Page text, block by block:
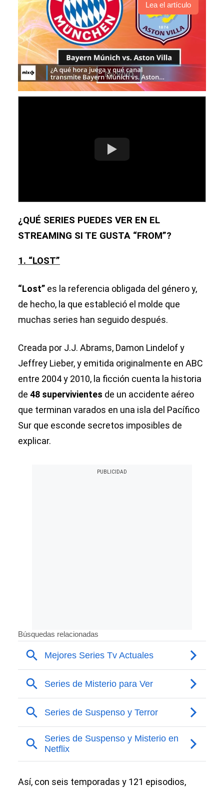
Lea el artículo
¿QUÉ SERIES PUEDES VER EN EL
STREAMING SI TE GUSTA “FROM”?
1. “LOST”
“Lost” es la referencia obligada del género y,
de hecho, la que estableció el molde que
muchas series han seguido después.
Creada por J.J. Abrams, Damon Lindelof y
Jeffrey Lieber, y emitida originalmente en ABC
entre 2004 y 2010, la ficción cuenta la historia
de 48 supervivientes de un accidente aéreo
que terminan varados en una isla del Pacífico
Sur que esconde secretos imposibles de
explicar.
Así, con seis temporadas y 121 episodios,